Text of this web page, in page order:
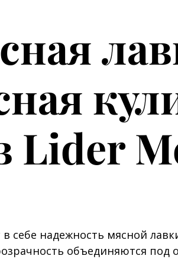
Lider
себе надежность мясной
объединяются